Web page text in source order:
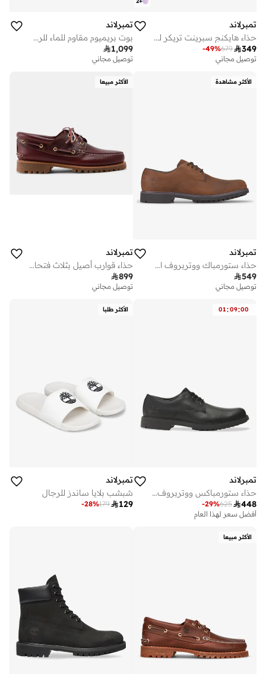
تمبرلاند
حذاء هايكنج سبرينت تريكر للرجال
349
679
-49%
توصيل مجاني
على وشك النفاد
توصيل مجاني
على وشك النفاد
تمبرلاند
بوت بريميوم مقاوم للماء للرجال
1,099
توصيل مجاني
الأكثر مشاهدة
تمبرلاند
حذاء ستورمباك ووتربروف اوكسفورد للرجال
549
توصيل مجاني
الأكثر مبيعا
تمبرلاند
حذاء قوارب أصيل بثلاث فتحات رباط للرجال
899
توصيل مجاني
01:09:00
تمبرلاند
حذاء ستورمباكس ووتربروف للرجال
448
625
-29%
أفضل سعر لهذا العام
أفضل سعر لهذا العام
توصيل مجاني
الأكثر طلبا
تمبرلاند
شبشب بلايا ساندز للرجال
129
179
-28%
الأكثر مبيعا